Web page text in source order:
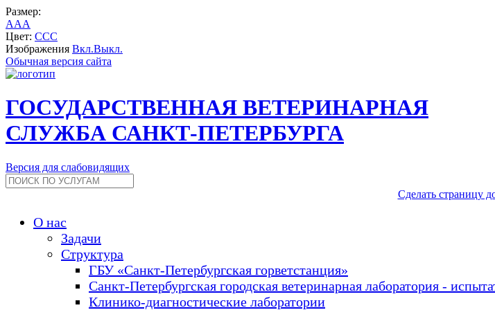
Размер:
AAA
Цвет: CCC
Изображения Вкл.Выкл.
Обычная версия сайта
ГОСУДАРСТВЕННАЯ ВЕТЕРИНАРНАЯ
СЛУЖБА САНКТ-ПЕТЕРБУРГА
Версия для слабовидящих
Сделать страницу
О нас
Задачи
Структура
ГБУ «Санкт-Петербургская горветстанция»
Санкт-Петербургская городская ветеринарная лаборатория -
Клинико-диагностические лаборатории